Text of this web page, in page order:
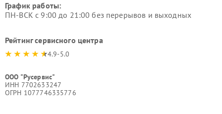
График работы:
ПН-ВСК с 9:00 до 21:00 без перерывов и выходных
Рейтинг сервисного центра
4.9-5.0
ООО "Русервис"
ИНН 7702633247
ОГРН 1077746335776